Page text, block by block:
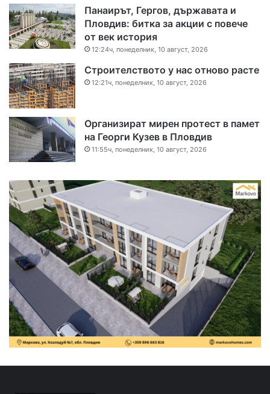
Панаирът, Гергов, държавата и
Пловдив: битка за акции с повече
от век история
12:24ч, понеделник, 10 август, 2026
Строителството у нас отново расте
12:21ч, понеделник, 10 август, 2026
Организират мирен протест в памет
на Георги Кузев в Пловдив
11:55ч, понеделник, 10 август, 2026